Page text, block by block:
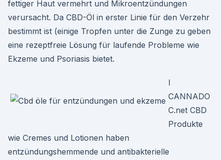
fettiger Haut vermehrt und Mikroentzündungen
verursacht. Da CBD-Öl in erster Linie für den Verzehr
bestimmt ist (einige Tropfen unter die Zunge zu geben
eine rezeptfreie Lösung für laufende Probleme wie
Ekzeme und Psoriasis bietet.
I
CANNADO
C.net CBD
Produkte
wie Cremes und Lotionen haben
entzündungshemmende und antibakterielle